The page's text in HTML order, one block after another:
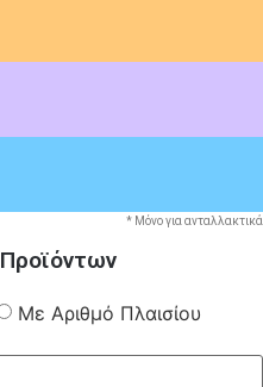
* Μόνο για ανταλλακτικά
Με Αριθμό Πλαισίου